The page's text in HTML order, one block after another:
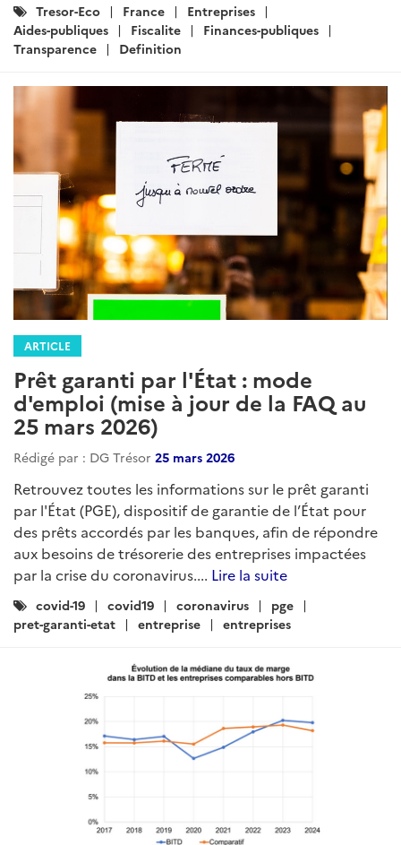
Catégories
:
Tresor-Eco France
Entreprises
Aides-publiques
Fiscalite
Finances-publiques
Transparence
Definition
ARTICLE
Prêt garanti par l'État : mode
d'emploi (mise à jour de la FAQ au
25 mars 2026)
Rédigé par : DG Trésor 25 mars 2026
Retrouvez toutes les informations sur le prêt garanti
par l'État (PGE), dispositif de garantie de l’État pour
des prêts accordés par les banques, afin de répondre
aux besoins de trésorerie des entreprises impactées
par la crise du coronavirus.... Lire la suite
Catégories
:
covid-19 covid19 coronavirus
pge
pret-garanti-etat
entreprise entreprises